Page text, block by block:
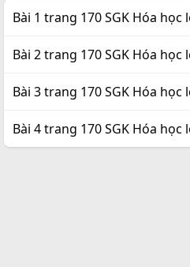
Bài 1 trang 170 SGK Hóa học
Bài 2 trang 170 SGK Hóa học
Bài 3 trang 170 SGK Hóa học
Bài 4 trang 170 SGK Hóa học